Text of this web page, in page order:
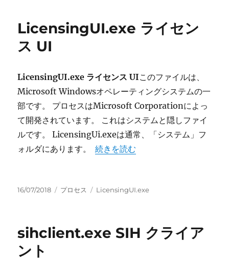
ー
LicensingUI.exe ライセン
ス UI
LicensingUI.exe ライセンス UIこのファイルは、
Microsoft Windowsオペレーティングシステムの一
部です。 プロセスはMicrosoft Corporationによっ
て開発されています。 これはシステムと隠しファイ
ルです。 LicensingUi.exeは通常、「システム」フ
ォルダにあります。“LicensingUI.exe ライセンス UI”
続きを読む
投
16/07/2018
カ
ー
プロセス
タ
LicensingUI.exe
sihclient.exe SIH クライア
ント